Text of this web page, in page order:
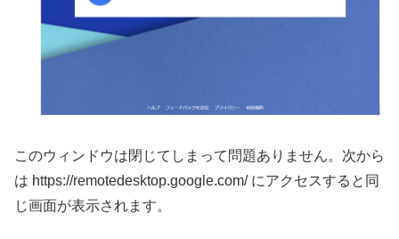
このウィンドウは閉じてしまって問題ありません。次から
は https://remotedesktop.google.com/ にアクセスすると同
じ画面が表示されます。